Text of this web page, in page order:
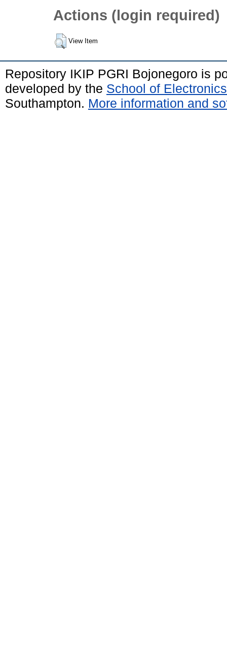
Actions (login required)
View Item
Repository IKIP PGRI Bojonegoro is
developed by the School of
Southampton. More information and